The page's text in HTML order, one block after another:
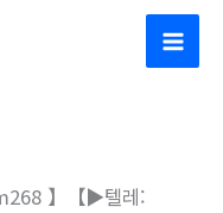
Main
】【▶텔레: